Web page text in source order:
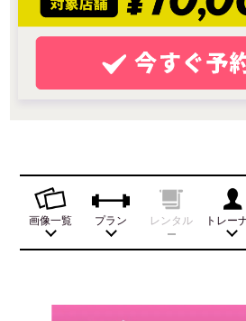
画像一覧 プラン レンタル トレー